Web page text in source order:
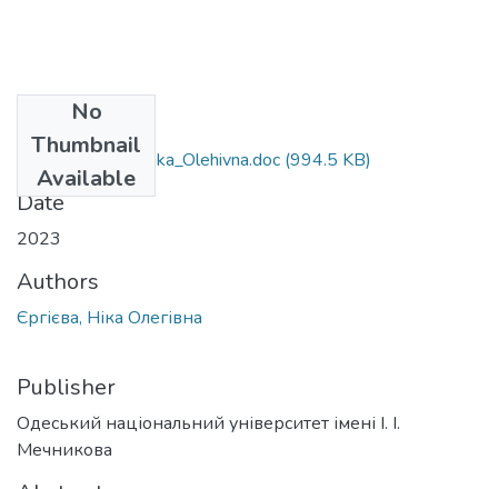
No
Thumbnail
Available
231_Yerhiyeva_Nika_Olehivna.doc (994.5 KB)
Date
2023
Authors
Єргієва, Ніка Олегівна
Publisher
Одеський національний університет імені І. І.
Мечникова